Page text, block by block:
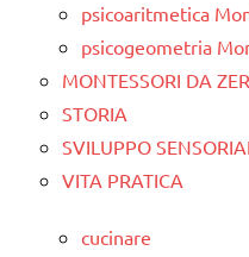
psicoaritmetica
psicogeometria
MONTESSORI DA
STORIA
SVILUPPO
VITA PRATICA
cucinare